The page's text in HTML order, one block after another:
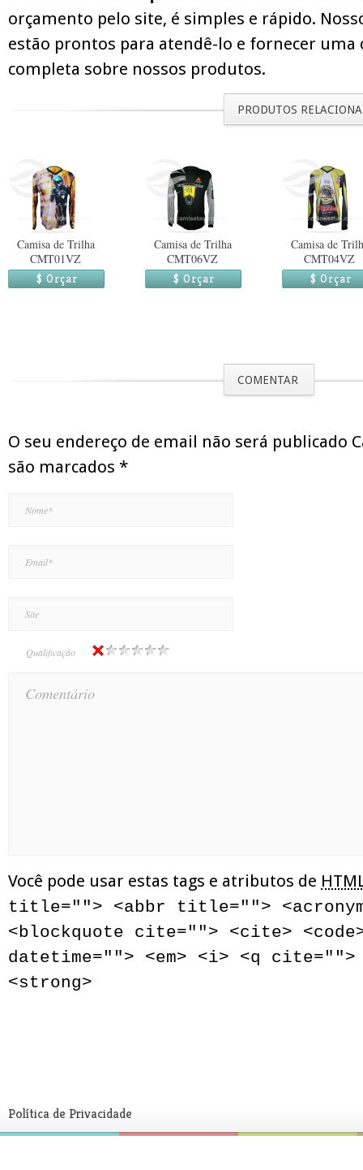
orçamento pelo site, é simples e rápido.
estão prontos para atendê-lo e fornecer
completa sobre nossos produtos.
PRODUTOS
Camisa de Trilha
CMT01VZ
$ Orçar
Camisa de Trilha
CMT06VZ
$ Orçar
Camisa de
CMT04VZ
$ Orçar
COMENTAR
O seu endereço de email não será publicado
são marcados *
Qualificação
Você pode usar estas tags e atributos de
title=""> <abbr title="">
<blockquote cite=""> <cite>
datetime=""> <em> <i> <q
<strong>
Política de Privacidade